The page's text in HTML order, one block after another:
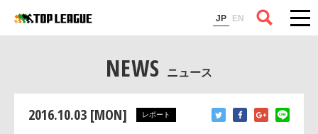
JP EN
コラム
NEWS ニュース
2016.10.03 [MON] レポート